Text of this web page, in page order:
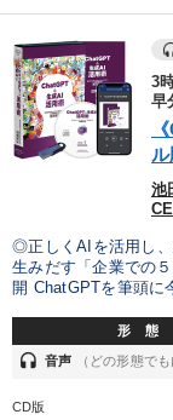
3
早
ル
池
◎正しくAIを活用し、
生みだす「企業での
開 ChatGPTを筆頭に
形 態
headset 音声 （どの形態で
CD版